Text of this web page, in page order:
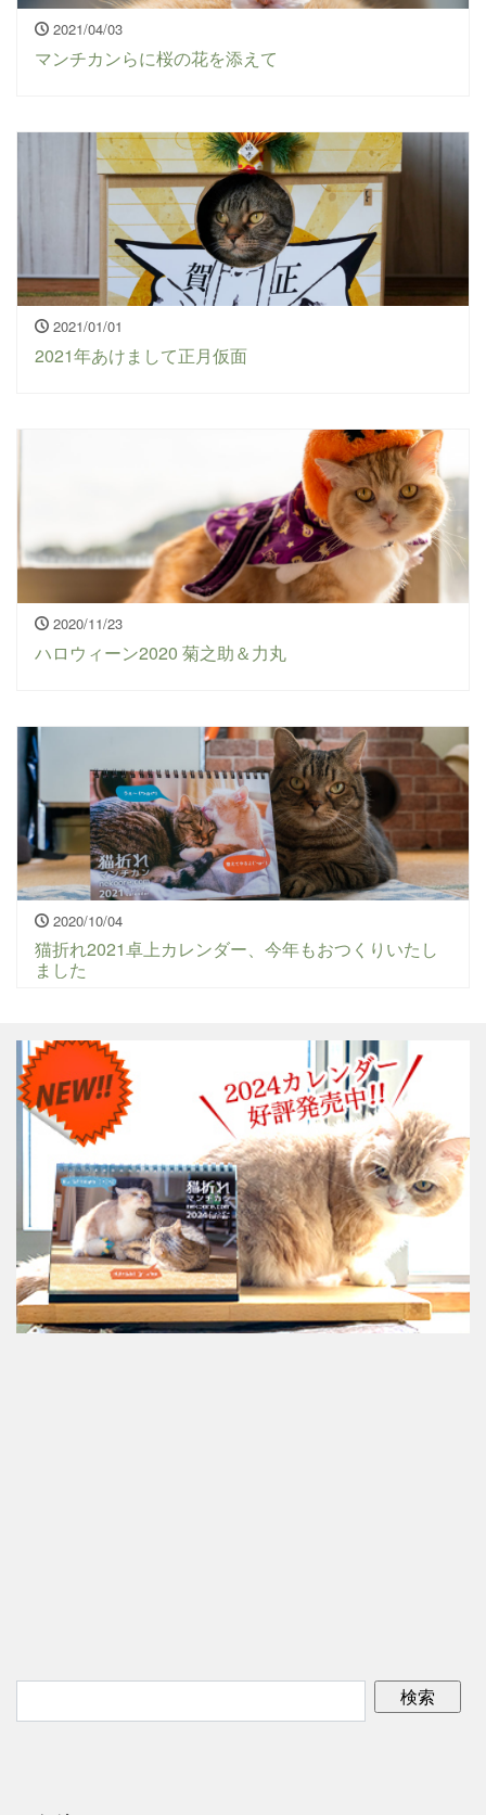
2021/04/03
マンチカンらに桜の花を添えて
2021/01/01
2021年あけまして正月仮面
2020/11/23
ハロウィーン2020 菊之助＆力丸
2020/10/04
猫折れ2021卓上カレンダー、今年もおつくりいたし
ました